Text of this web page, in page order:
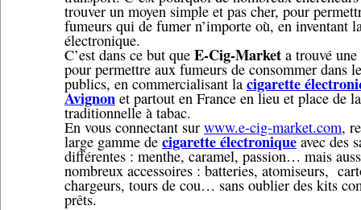
trouver un moyen simple et pas cher, pour
fumeurs qui de fumer n’importe où, en inventant
électronique.
C’est dans ce but que E-Cig-Market a trouvé
pour permettre aux fumeurs de consommer dans
publics, en commercialisant la cigarette
Avignon et partout en France en lieu et place de
traditionnelle à tabac.
En vous connectant sur www.e-cig-market.com,
large gamme de cigarette électronique avec des
différentes : menthe, caramel, passion… mais
nombreux accessoires : batteries, atomiseurs,
chargeurs, tours de cou… sans oublier des kits
prêts.